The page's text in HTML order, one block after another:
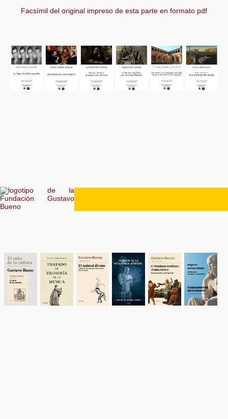
Facsímil del original impreso de esta parte en formato pdf